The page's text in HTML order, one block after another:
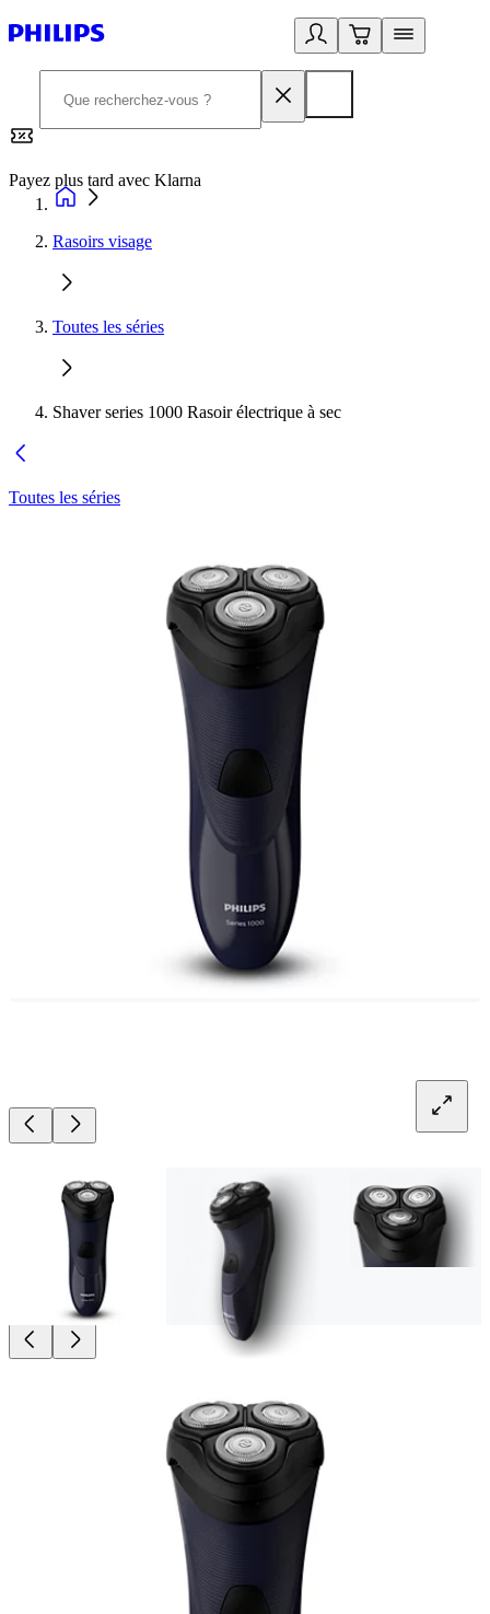
Payez plus tard avec Klarna
Rasoirs visage
Toutes les séries
Shaver series 1000 Rasoir électrique à sec
Toutes les séries